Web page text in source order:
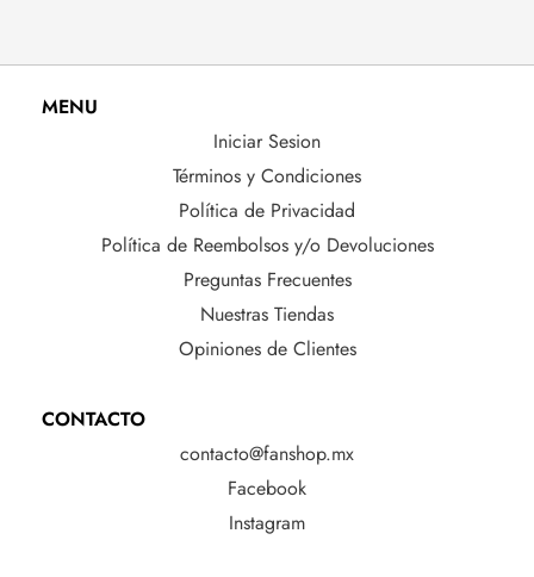
MENU
Iniciar Sesion
Términos y Condiciones
Política de Privacidad
Política de Reembolsos y/o Devoluciones
Preguntas Frecuentes
Nuestras Tiendas
Opiniones de Clientes
CONTACTO
contacto@fanshop.mx
Facebook
Instagram